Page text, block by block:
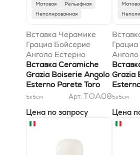
Матовая
Рельефная
Неполированная
Вставка Черамике
Грациа Бойсерие
Анголо Естерно
Парете Торо Индако
3x6,5
Вставка Ceramiche
Grazia Boiserie Angolo
Esterno Parete Toro
Indaco 3x6,5
5x5см Арт. TOA08
Цена по запросу
3x6,5
Grazia
Caffe
5x5см
Цена